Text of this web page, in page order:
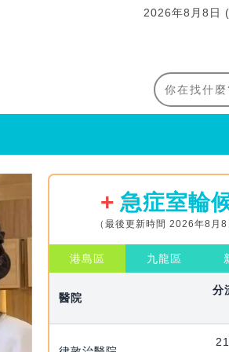
2026年8月8日
急症室輪
（最後更新時間 2026年8月
港島區 九龍區
醫院
分